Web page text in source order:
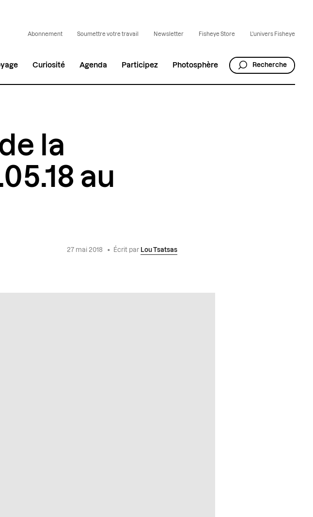
Abonnement Soumettre votre travail Newsletter Fisheye Store L'univers Fisheye
Curiosité Agenda Participez Photosphère Recherche
la
au
27 mai 2018 • Écrit par Lou Tsatsas